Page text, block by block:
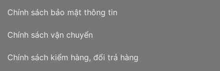
Chính sách bảo mật thông tin
Chính sách vận chuyển
Chính sách kiểm hàng, đổi trả hàng